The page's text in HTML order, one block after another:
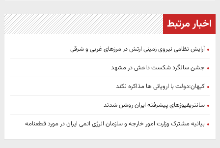
اخبار مرتبط
آرایش نظامی نیروی زمینی ارتش در مرزهای غربی و شرقی
جشن سالگرد شکست داعش در مشهد
کیهان:دولت با اروپائی ها مذاکره نکند
سانتریفیوژهای پیشرفته ایران روشن شدند
بیانیه مشترک وزارت امور خارجه و سازمان انرژی اتمی ایران در مورد قطعنامه